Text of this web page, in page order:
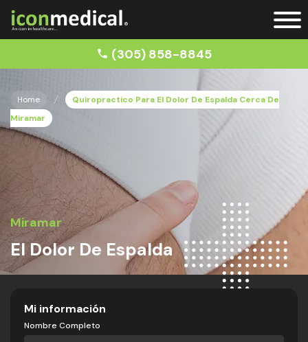
(305) 858-8845
Home
Quiropractico Para El Dolor De Espalda Cerca De
Miramar
Miramar
El Dolor De Espalda
Mi información
Nombre Completo